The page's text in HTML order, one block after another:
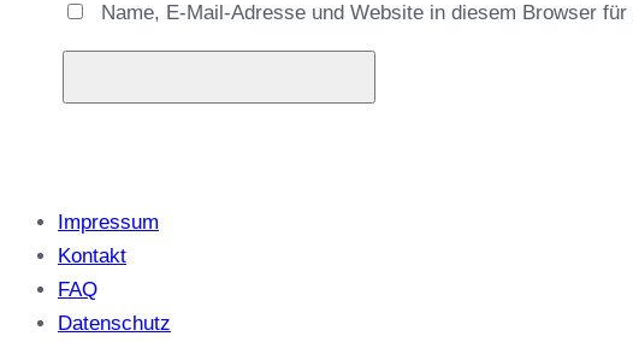
Name, E-Mail-Adresse und Website in diesem Browser
Impressum
Kontakt
FAQ
Datenschutz